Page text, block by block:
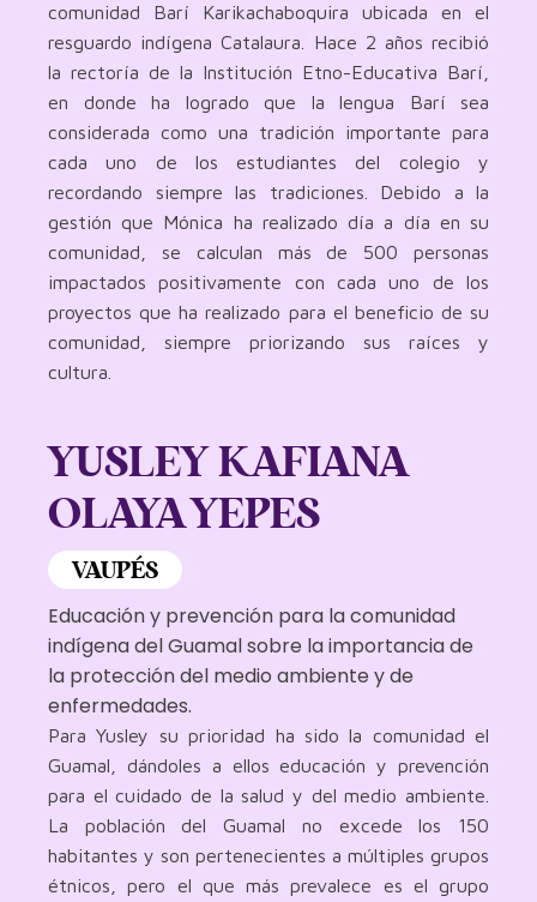
comunidad Barí Karikachaboquira ubicada en el
resguardo indígena Catalaura. Hace 2 años recibió
la rectoría de la Institución Etno-Educativa Barí,
en donde ha logrado que la lengua Barí sea
considerada como una tradición importante para
cada uno de los estudiantes del colegio y
recordando siempre las tradiciones. Debido a la
gestión que Mónica ha realizado día a día en su
comunidad, se calculan más de 500 personas
impactados positivamente con cada uno de los
proyectos que ha realizado para el beneficio de su
comunidad, siempre priorizando sus raíces y
cultura.
YUSLEY KAFIANA
OLAYA YEPES
VAUPÉS
Educación y prevención para la comunidad
indígena del Guamal sobre la importancia de
la protección del medio ambiente y de
enfermedades.
Para Yusley su prioridad ha sido la comunidad el
Guamal, dándoles a ellos educación y prevención
para el cuidado de la salud y del medio ambiente.
La población del Guamal no excede los 150
habitantes y son pertenecientes a múltiples grupos
étnicos, pero el que más prevalece es el grupo